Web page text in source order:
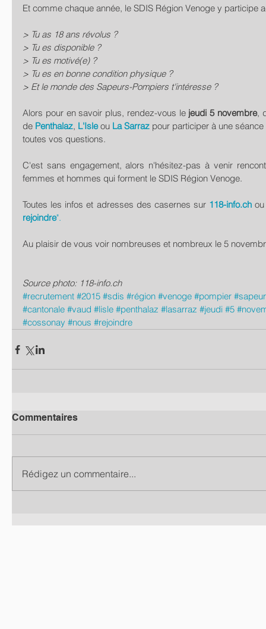
Et comme chaque année, le SDIS Région Venoge y participe
> Tu as 18 ans révolus ?
> Tu es disponible ?
> Tu es motivé(e) ?
> Tu es en bonne condition physique ?
> Et le monde des Sapeurs-Pompiers t'intéresse ?
Alors pour en savoir plus, rendez-vous le jeudi 5 novembre,
de Penthalaz, L'Isle ou La Sarraz pour participer à une
toutes vos questions.
C'est sans engagement, alors n'hésitez-pas à venir
femmes et hommes qui forment le SDIS Région Venoge.
Toutes les infos et adresses des casernes sur 118-info.ch
rejoindre".
Au plaisir de vous voir nombreuses et nombreux le 5
Source photo: 118-info.ch
#recrutement #2015 #sdis #région #venoge #pompier #sapeur
#cantonale #vaud #lisle #penthalaz #lasarraz #jeudi #5
#cossonay #nous #rejoindre
Commentaires
Rédigez un commentaire...